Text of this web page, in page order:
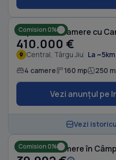
Comision 0%
Duplex cu 4 camere cu
410.000 €
Central, Târgu Jiu La
4 camere 160 mp 250
Vezi anunțul pe
Vezi
Comision 0%
Casă cu 4 camere în